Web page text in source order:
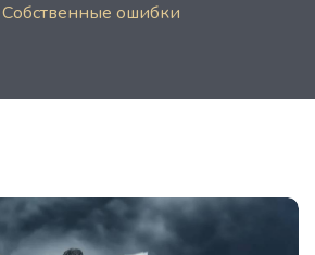
Собственные ошибки